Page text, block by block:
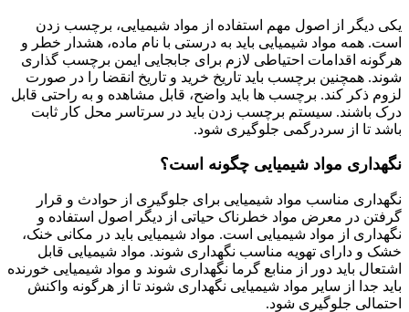
یکی دیگر از اصول مهم استفاده از مواد شیمیایی، برچسب زدن
است. همه مواد شیمیایی باید به درستی با نام ماده، هشدار خطر و
هرگونه اقدامات احتیاطی لازم برای جابجایی ایمن برچسب گذاری
شوند. همچنین برچسب باید تاریخ خرید و تاریخ انقضا را در صورت
لزوم ذکر کند. برچسب ها باید واضح، قابل مشاهده و به راحتی قابل
درک باشند. سیستم برچسب زدن باید در سرتاسر محل کار ثابت
باشد تا از سردرگمی جلوگیری شود.
نگهداری مواد شیمیایی چگونه است؟
نگهداری مناسب مواد شیمیایی برای جلوگیری از حوادث و قرار
گرفتن در معرض مواد خطرناک حیاتی از دیگر اصول استفاده و
نگهداری از مواد شیمیایی است. مواد شیمیایی باید در مکانی خنک،
خشک و دارای تهویه مناسب نگهداری شوند. مواد شیمیایی قابل
اشتعال باید دور از منابع گرما نگهداری شوند و مواد شیمیایی خورنده
باید جدا از سایر مواد شیمیایی نگهداری شوند تا از هرگونه واکنش
احتمالی جلوگیری شود.